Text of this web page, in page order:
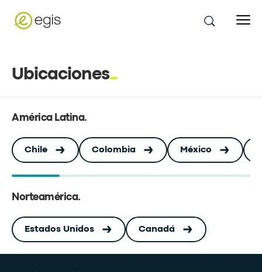
Ubicaciones
América Latina .
Chile Colombia México
Norteamérica .
Estados Unidos Canadá